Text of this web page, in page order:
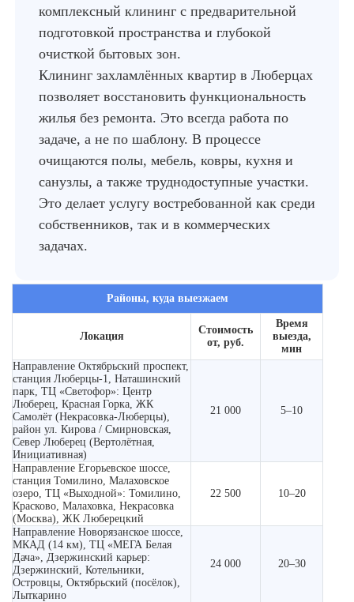
комплексный клининг с предварительной
подготовкой пространства и глубокой
очисткой бытовых зон.
Клининг захламлённых квартир в Люберцах
позволяет восстановить функциональность
жилья без ремонта. Это всегда работа по
задаче, а не по шаблону. В процессе
очищаются полы, мебель, ковры, кухня и
санузлы, а также труднодоступные участки.
Это делает услугу востребованной как среди
собственников, так и в коммерческих
задачах.
Районы, куда выезжаем
Локация
Стоимость
от, руб.
Время
выезда,
мин
Направление Октябрьский проспект,
станция Люберцы-1, Наташинский
парк, ТЦ «Светофор»: Центр
Люберец, Красная Горка, ЖК
Самолёт (Некрасовка-Люберцы),
район ул. Кирова / Смирновская,
Север Люберец (Вертолётная,
Инициативная)
21 000 5–10
Направление Егорьевское шоссе,
станция Томилино, Малаховское
озеро, ТЦ «Выходной»: Томилино,
Красково, Малаховка, Некрасовка
(Москва), ЖК Люберецкий
22 500 10–20
Направление Новорязанское шоссе,
МКАД (14 км), ТЦ «МЕГА Белая
Дача», Дзержинский карьер:
Дзержинский, Котельники,
Островцы, Октябрьский (посёлок),
Лыткарино
24 000 20–30